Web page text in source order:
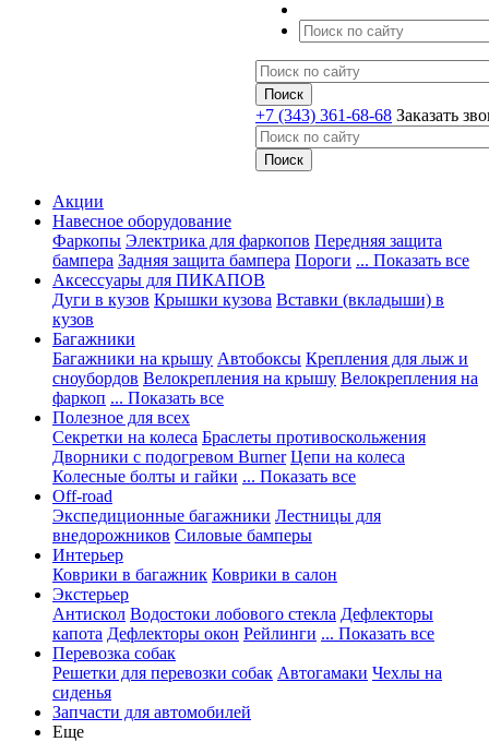
+7 (343) 361-68-68 Заказать
Акции
Навесное оборудование
Фаркопы Электрика для фаркопов Передняя защита
бампера Задняя защита бампера Пороги ... Показать все
Аксессуары для ПИКАПОВ
Дуги в кузов Крышки кузова Вставки (вкладыши) в
кузов
Багажники
Багажники на крышу Автобоксы Крепления для лыж и
сноубордов Велокрепления на крышу Велокрепления на
фаркоп ... Показать все
Полезное для всех
Секретки на колеса Браслеты противоскольжения
Дворники с подогревом Burner Цепи на колеса
Колесные болты и гайки ... Показать все
Off-road
Экспедиционные багажники Лестницы для
внедорожников Силовые бамперы
Интерьер
Коврики в багажник Коврики в салон
Экстерьер
Антискол Водостоки лобового стекла Дефлекторы
капота Дефлекторы окон Рейлинги ... Показать все
Перевозка собак
Решетки для перевозки собак Автогамаки Чехлы на
сиденья
Запчасти для автомобилей
Еще